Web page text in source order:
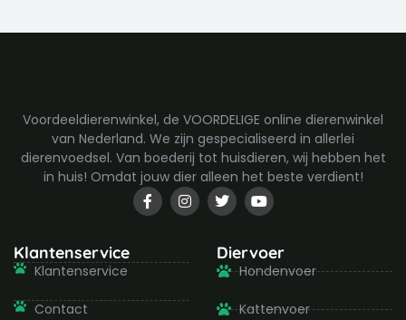
de
Voordeeldierenwinkel, de VOORDELIGE online dierenwinkel
van Nederland. We zijn gespecialiseerd in allerlei
dierenvoedsel. Van boederij tot huisdieren, wij hebben het
in huis! Omdat jouw dier alleen het beste verdient!
F
a
c
o
I
n
s
g
T
w
i
t
e
r
Y
o
u
u
b
e
Klantenservice
Klantenservice
Contact
Diervoer
Hondenvoer
Kattenvoer